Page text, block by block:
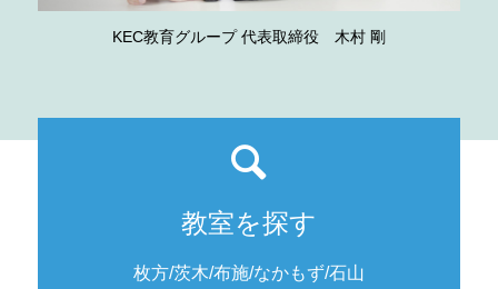
KEC教育グループ 代表取締役 木村 剛
教室を探す
枚方/茨木/布施/なかもず/石山